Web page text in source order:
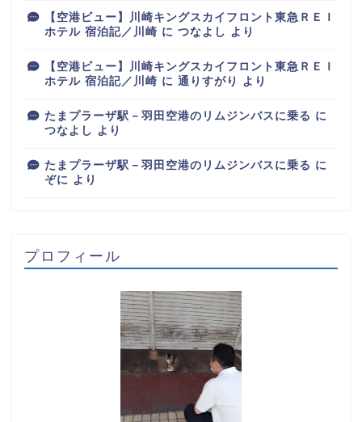
【空港ビュー】川崎キングスカイフロント東急ＲＥＩ
ホテル 宿泊記／川崎 に つなよし より
【空港ビュー】川崎キングスカイフロント東急ＲＥＩ
ホテル 宿泊記／川崎 に 通りすがり より
たまプラーザ駅－羽田空港のリムジンバスに乗る に
つなよし より
たまプラーザ駅－羽田空港のリムジンバスに乗る に
ぞに より
プロフィール